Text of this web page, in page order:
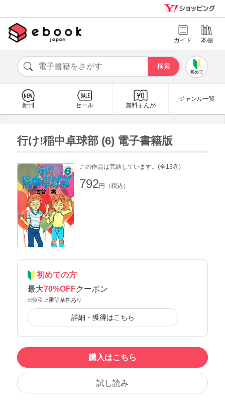
ガイド 本棚
初めて
新刊 セール 無料まんが
ジャンル一覧
行け!稲中卓球部 (6) 電子書籍版
この作品は完結しています。(全13巻)
792 円（税込）
初めての方
最大70%OFFクーポン
※値引上限等条件あり
詳細・獲得はこちら
購入はこちら
試し読み